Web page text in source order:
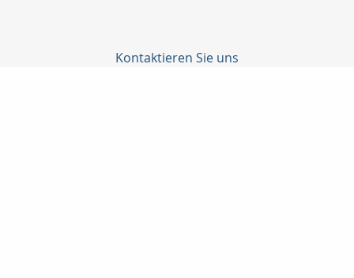
Kontaktieren Sie uns